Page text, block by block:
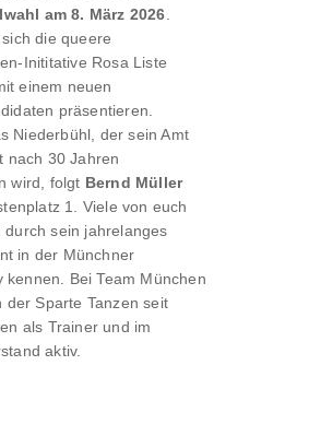
am 8. März 2026
die queere
Inititative Rosa Liste
einem neuen
präsentieren.
Niederbühl, der sein Amt
nach 30 Jahren
wird, folgt Bernd Müller
1. Viele von euch
durch sein jahrelanges
in der Münchner
kennen. Bei Team München
der Sparte Tanzen seit
als Trainer und im
aktiv.